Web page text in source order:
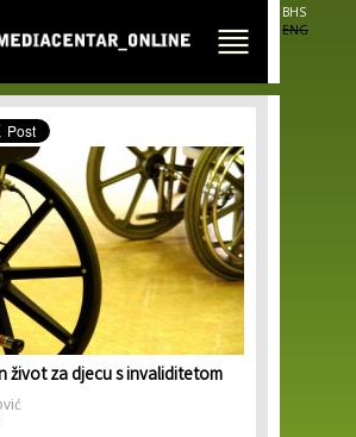
main
content
BHS
ENG
život za djecu s invaliditetom